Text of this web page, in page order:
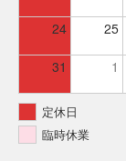
24 25
31 1
定休日
臨時休業